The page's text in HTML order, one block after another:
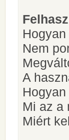
Nem
A
Mi az a
Miért